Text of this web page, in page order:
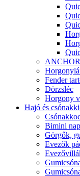
Fender
Dörzsléc
Horgony
Hajó és
Bimini
Görgők,
Evezők